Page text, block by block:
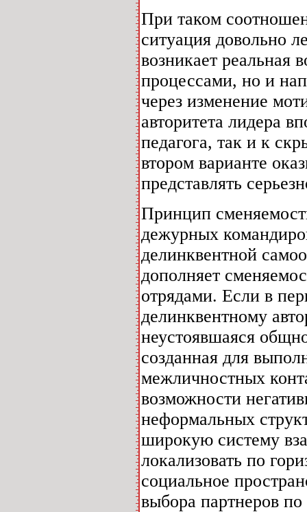
При таком
ситуация довольно
возникает реальная
процессами, но и
через изменение
авторитета лидера
педагога, так и к
втором варианте
представлять
Принцип
дежурных
делинквентной
дополняет
отрядами. Если в
делинквентному
неустоявшаяся
созданная для
межличностных
возможности
неформальных
широкую систему
локализовать по
социальное
выбора партнеров